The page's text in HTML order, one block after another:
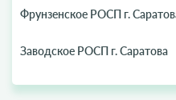
Фрунзенское РОСП г.
Заводское РОСП г. Саратова